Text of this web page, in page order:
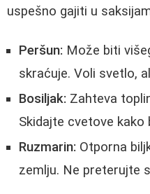
uspešno gajiti u
Peršun: Može biti
skraćuje. Voli svetlo,
Bosiljak: Zahteva
Skidajte cvetove kako
Ruzmarin: Otporna
zemlju. Ne preterujte